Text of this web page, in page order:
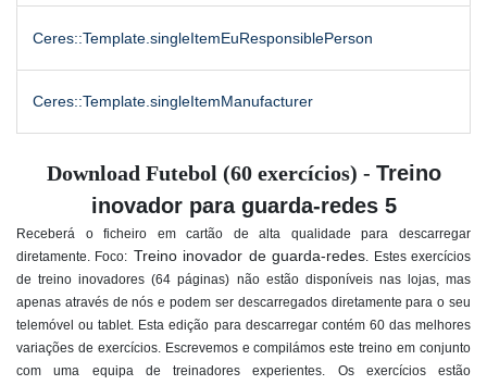
Ceres::Template.singleItemEuResponsiblePerson
Ceres::Template.singleItemManufacturer
Download Futebol (60 exercícios) - Treino
inovador para guarda-redes 5
Receberá o ficheiro em cartão de alta qualidade para descarregar
diretamente. Foco: Treino inovador de guarda-redes. Estes exercícios
de treino inovadores (64 páginas) não estão disponíveis nas lojas, mas
apenas através de nós e podem ser descarregados diretamente para o seu
telemóvel ou tablet. Esta edição para descarregar contém 60 das melhores
variações de exercícios. Escrevemos e compilámos este treino em conjunto
com uma equipa de treinadores experientes. Os exercícios estão